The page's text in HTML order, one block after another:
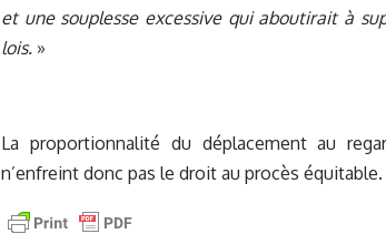
et une souplesse excessive qui aboutirait à
lois. »
La proportionnalité du déplacement au
n’enfreint donc pas le droit au procès équitable.